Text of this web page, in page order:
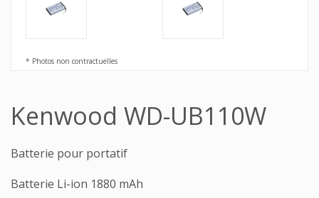
* Photos non contractuelles
Kenwood WD-UB110W
Batterie pour portatif
Batterie Li-ion 1880 mAh